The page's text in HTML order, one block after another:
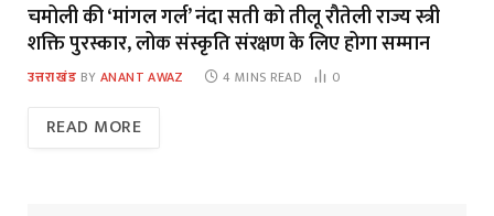
चमोली की ‘मांगल गर्ल’ नंदा सती को तीलू रौतेली राज्य स्त्री
शक्ति पुरस्कार, लोक संस्कृति संरक्षण के लिए होगा सम्मान
उत्तराखंड BY ANANT AWAZ 4 MINS READ 0
READ MORE